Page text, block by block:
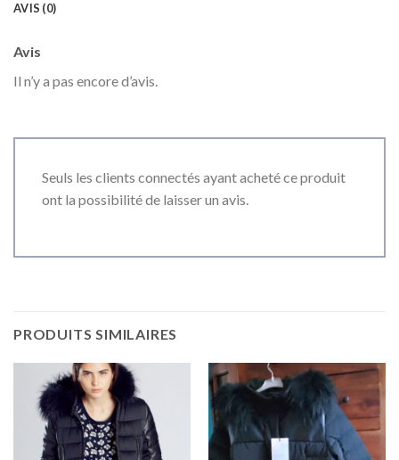
AVIS (0)
Avis
Il n’y a pas encore d’avis.
Seuls les clients connectés ayant acheté ce produit
ont la possibilité de laisser un avis.
PRODUITS SIMILAIRES